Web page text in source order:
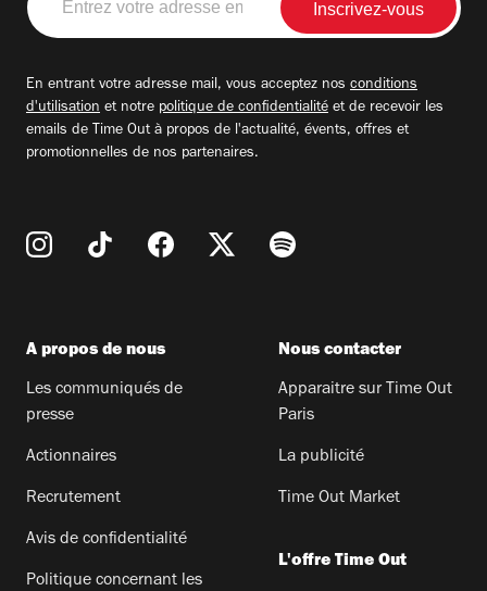
votre
adresse
En entrant votre adresse mail, vous acceptez nos conditions
d'utilisation et notre politique de confidentialité et de recevoir les
emails de Time Out à propos de l'actualité, évents, offres et
promotionnelles de nos partenaires.
A propos de nous
Les communiqués de
presse
Actionnaires
Recrutement
Avis de confidentialité
Politique concernant les
Nous contacter
Apparaitre sur Time Out
Paris
La publicité
Time Out Market
L'offre Time Out